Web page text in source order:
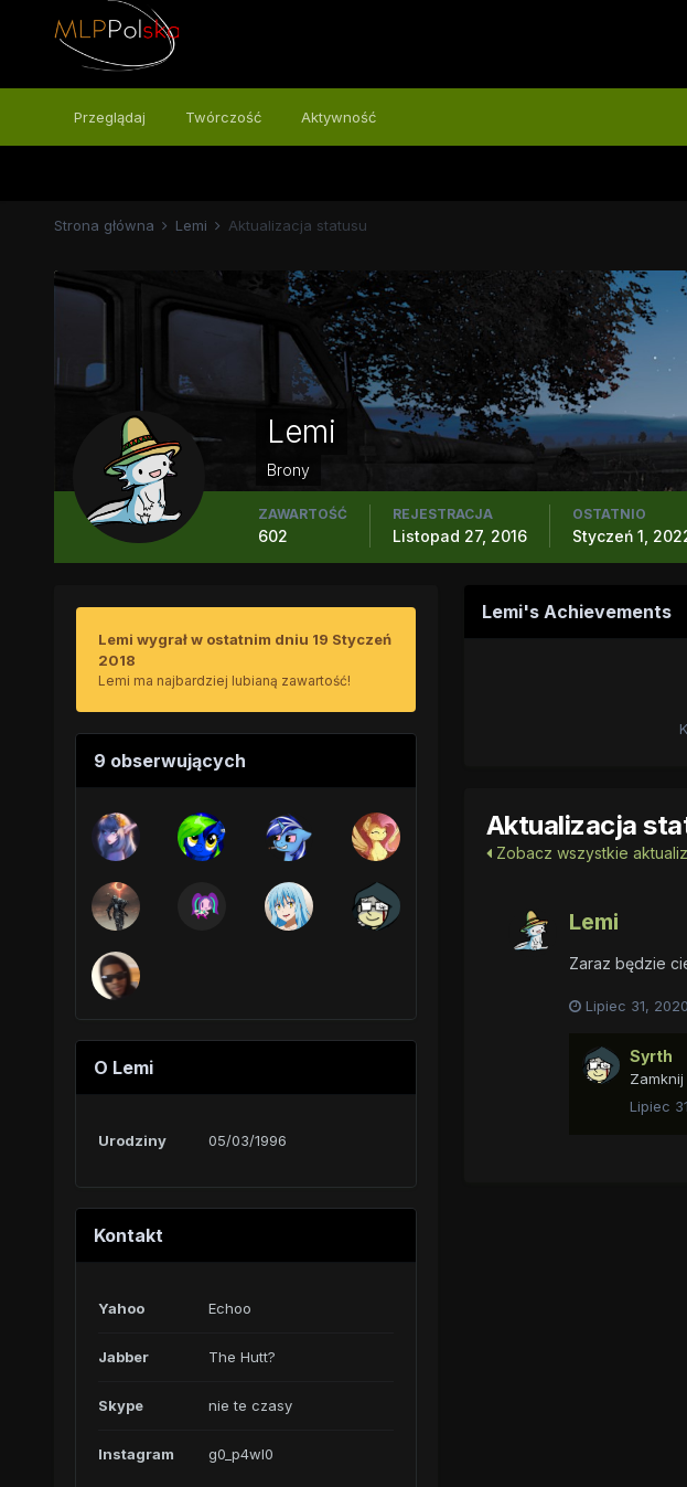
Przeglądaj Twórczość Aktywność
Strona główna Lemi Aktualizacja statusu
Lemi
Brony
ZAWARTOŚĆ
602
REJESTRACJA
Listopad 27, 2016
OSTATNIO
Styczeń 1,
Lemi wygrał w ostatnim dniu 19 Styczeń
2018
Lemi ma najbardziej lubianą zawartość!
9 obserwujących
O Lemi
Urodziny 05/03/1996
Kontakt
Yahoo Echoo
Jabber The Hutt?
Skype nie te czasy
Instagram g0_p4wl0
Lemi's Achievements
Aktualizacja
Zobacz wszystkie
Lemi
Zaraz będzie
Lipiec 31, 2020
Syrth
Zamknij
Lipiec